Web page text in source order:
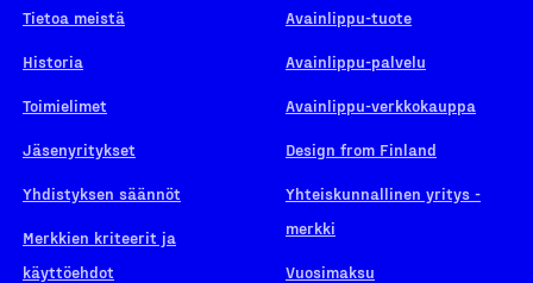
Tietoa meistä
Historia
Toimielimet
Jäsenyritykset
Yhdistyksen säännöt
Merkkien kriteerit ja
käyttöehdot
Avainlippu-tuote
Avainlippu-palvelu
Avainlippu-verkkokauppa
Design from Finland
Yhteiskunnallinen yritys -
merkki
Vuosimaksu